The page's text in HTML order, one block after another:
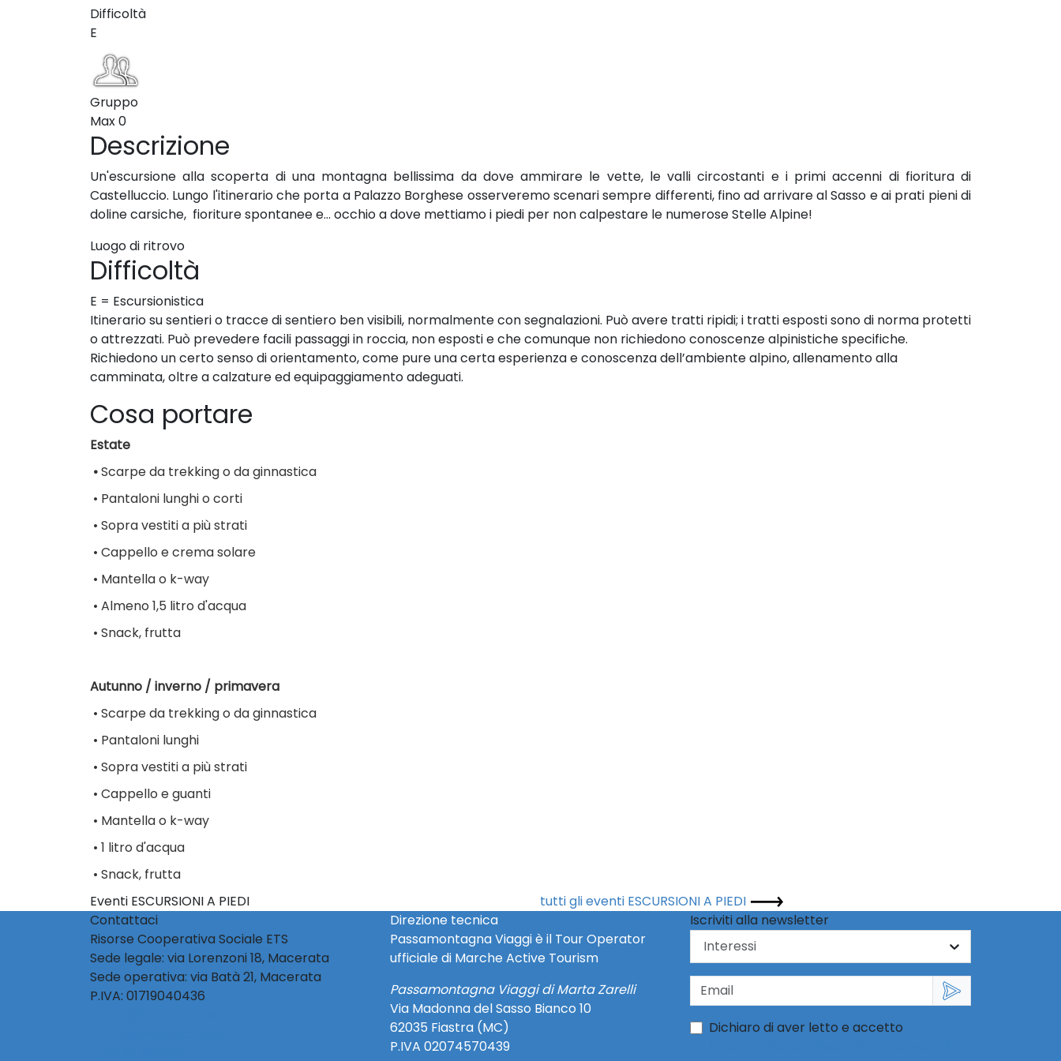
Difficoltà
E
Gruppo
Max0
Descrizione
Un'escursione alla scoperta di una montagna bellissima da dove ammirare le vette, le valli circostanti e i primi accenni di fioritura di
Castelluccio. Lungo l'itinerario che porta a Palazzo Borghese osserveremo scenari sempre differenti, fino ad arrivare al Sasso e ai prati pieni di
doline carsiche, fioriture spontanee e... occhio a dove mettiamo i piedi per non calpestare le numerose Stelle Alpine!
Luogo di ritrovo
Difficoltà
E = Escursionistica
Itinerario su sentieri o tracce di sentiero ben visibili, normalmente con segnalazioni. Può avere tratti ripidi; i tratti esposti sono di norma protetti
o attrezzati. Può prevedere facili passaggi in roccia, non esposti e che comunque non richiedono conoscenze alpinistiche specifiche.
Richiedono un certo senso di orientamento, come pure una certa esperienza e conoscenza dell’ambiente alpino, allenamento alla
camminata, oltre a calzature ed equipaggiamento adeguati.
Cosa portare
Estate
•Scarpe da trekking o da ginnastica
• Pantaloni lunghi o corti
• Sopra vestiti a più strati
• Cappello e crema solare
• Mantella o k-way
• Almeno 1,5 litro d'acqua
• Snack, frutta
Autunno / inverno / primavera
• Scarpe da trekking o da ginnastica
• Pantaloni lunghi
• Sopra vestiti a più strati
• Cappello e guanti
• Mantella o k-way
• 1 litro d'acqua
• Snack, frutta
Eventi ESCURSIONI A PIEDI
tutti gli eventi ESCURSIONI A PIEDI
Contattaci
Risorse Cooperativa Sociale ETS
Sede legale: via Lorenzoni 18, Macerata
Sede operativa: via Batà 21, Macerata
P.IVA: 01719040436
Direzione tecnica
Passamontagna Viaggi è il Tour Operator
ufficiale di Marche Active Tourism
Passamontagna Viaggi di Marta Zarelli
Via Madonna del Sasso Bianco 10
62035 Fiastra (MC)
P.IVA 02074570439
Iscriviti alla newsletter
Dichiaro di aver letto e accetto